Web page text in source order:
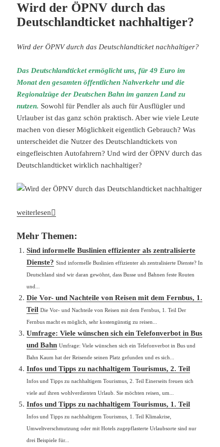
Wird der ÖPNV durch das
Deutschlandticket nachhaltiger?
Wird der ÖPNV durch das Deutschlandticket nachhaltiger?
Das Deutschlandticket ermöglicht uns, für 49 Euro im
Monat den gesamten öffentlichen Nahverkehr und die
Regionalzüge der Deutschen Bahn im ganzen Land zu
nutzen. Sowohl für Pendler als auch für Ausflügler und
Urlauber ist das ganz schön praktisch. Aber wie viele Leute
machen von dieser Möglichkeit eigentlich Gebrauch? Was
unterscheidet die Nutzer des Deutschlandtickets von
eingefleischten Autofahrern? Und wird der ÖPNV durch das
Deutschlandticket wirklich nachhaltiger?
Wird der ÖPNV durch das Deutschlandticket nachhaltiger?
weiterlesen
Mehr Themen:
Sind informelle Buslinien effizienter als zentralisierte
Dienste? Sind informelle Buslinien effizienter als zentralisierte Dienste? In
Deutschland sind wir daran gewöhnt, dass Busse und Bahnen feste Routen
und...
Die Vor- und Nachteile von Reisen mit dem Fernbus, 1.
Teil Die Vor- und Nachteile von Reisen mit dem Fernbus, 1. Teil Der
Fernbus macht es möglich, sehr kostengünstig zu reisen...
Umfrage: Viele wünschen sich ein Telefonverbot in Bus
und Bahn Umfrage: Viele wünschen sich ein Telefonverbot in Bus und
Bahn Kaum hat der Reisende seinen Platz gefunden und es sich...
Infos und Tipps zu nachhaltigem Tourismus, 2. Teil
Infos und Tipps zu nachhaltigem Tourismus, 2. Teil Einerseits freuen sich
viele auf ihren wohlverdienten Urlaub. Sie möchten reisen, um...
Infos und Tipps zu nachhaltigem Tourismus, 1. Teil
Infos und Tipps zu nachhaltigem Tourismus, 1. Teil Klimakrise,
Umweltverschmutzung oder mit Hotels zugepflasterte Urlaubsorte sind nur
drei Beispiele für...